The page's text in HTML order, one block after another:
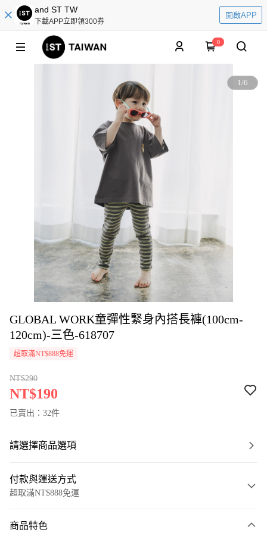
and ST TW
下載APP立即領300券
開啟APP
0
1/6
GLOBAL WORK童彈性緊身內搭長褲(100cm-
120cm)-三色-618707
超取滿NT$888免運
NT$290
NT$190
已賣出：32件
請選擇商品選項
付款與運送方式
超取滿NT$888免運
信用卡一次付款
商品特色